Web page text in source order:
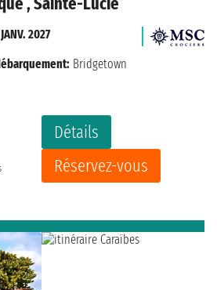
Détails
Réservez-vous
2027
Bridgetown